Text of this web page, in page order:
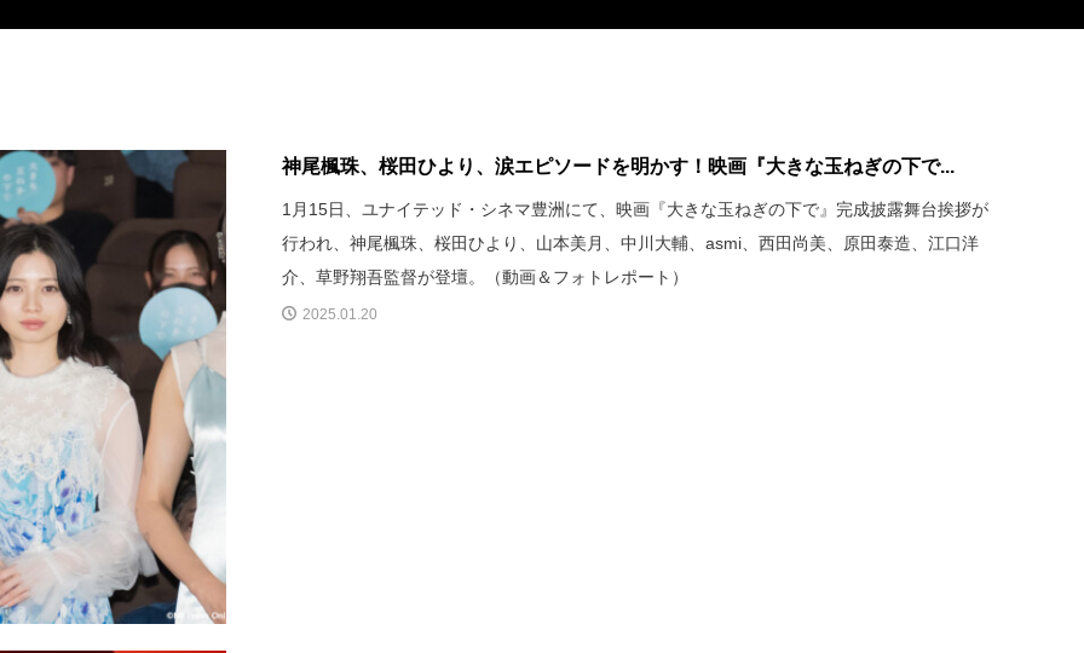
神尾楓珠、桜田ひより、涙エピソードを明かす！映画『大きな玉ねぎの下で...
1月15日、ユナイテッド・シネマ豊洲にて、映画『大きな玉ねぎの下で』完成披露舞台挨拶が
行われ、神尾楓珠、桜田ひより、山本美月、中川大輔、asmi、西田尚美、原田泰造、江口洋
介、草野翔吾監督が登壇。（動画＆フォトレポート）
2025.01.20